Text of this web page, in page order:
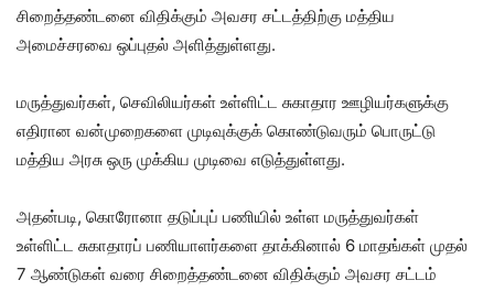
சிறைத்தண்டனை விதிக்கும் அவசர சட்டத்திற்கு மத்திய
அமைச்சரவை ஒப்புதல் அளித்துள்ளது.
மருத்துவர்கள், செவிலியர்கள் உள்ளிட்ட சுகாதார ஊழியர்களுக்கு
எதிரான வன்முறைகளை முடிவுக்குக் கொண்டுவரும் பொருட்டு
மத்திய அரசு ஒரு முக்கிய முடிவை எடுத்துள்ளது.
அதன்படி, கொரோனா தடுப்புப் பணியில் உள்ள மருத்துவர்கள்
உள்ளிட்ட சுகாதாரப் பணியாளர்களை தாக்கினால் 6 மாதங்கள் முதல்
7 ஆண்டுகள் வரை சிறைத்தண்டனை விதிக்கும் அவசர சட்டம்